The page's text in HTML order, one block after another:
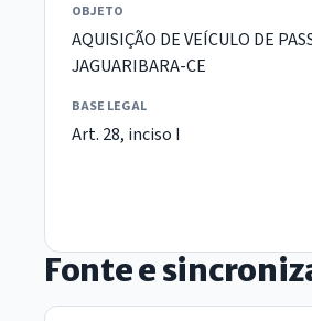
OBJETO
AQUISIÇÃO DE VEÍCULO DE
JAGUARIBARA-CE
BASE LEGAL
Art. 28, inciso I
Fonte e